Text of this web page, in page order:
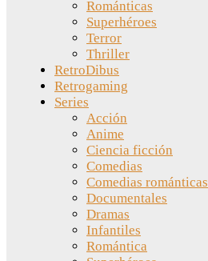
Románticas
Superhéroes
Terror
Thriller
RetroDibus
Retrogaming
Series
Acción
Anime
Ciencia ficción
Comedias
Comedias románticas
Documentales
Dramas
Infantiles
Romántica